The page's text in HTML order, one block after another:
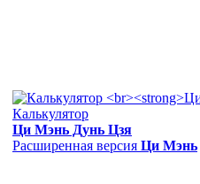
Калькулятор
Ци Мэнь Дунь Цзя
Расширенная версия Ци Мэнь